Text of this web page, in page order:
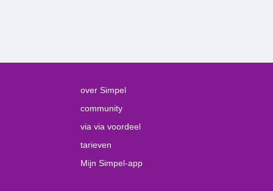
over Simpel
community
via via voordeel
tarieven
Mijn Simpel-app